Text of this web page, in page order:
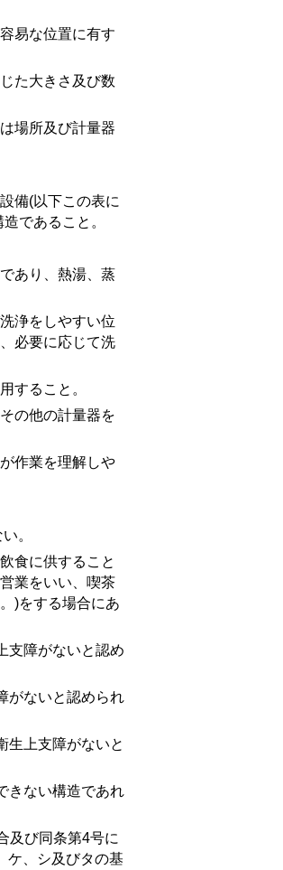
易な位置に有す
た大きさ及び数
場所及び計量器
備(以下この表に
であること。
あり、熱湯、蒸
浄をしやすい位
必要に応じて洗
すること。
の他の計量器を
作業を理解しや
。
食に供すること
業をいい、喫茶
)をする場合にあ
障がないと認め
ないと認められ
上支障がないと
ない構造であれ
及び同条第4号に
ケ シ及びタの基